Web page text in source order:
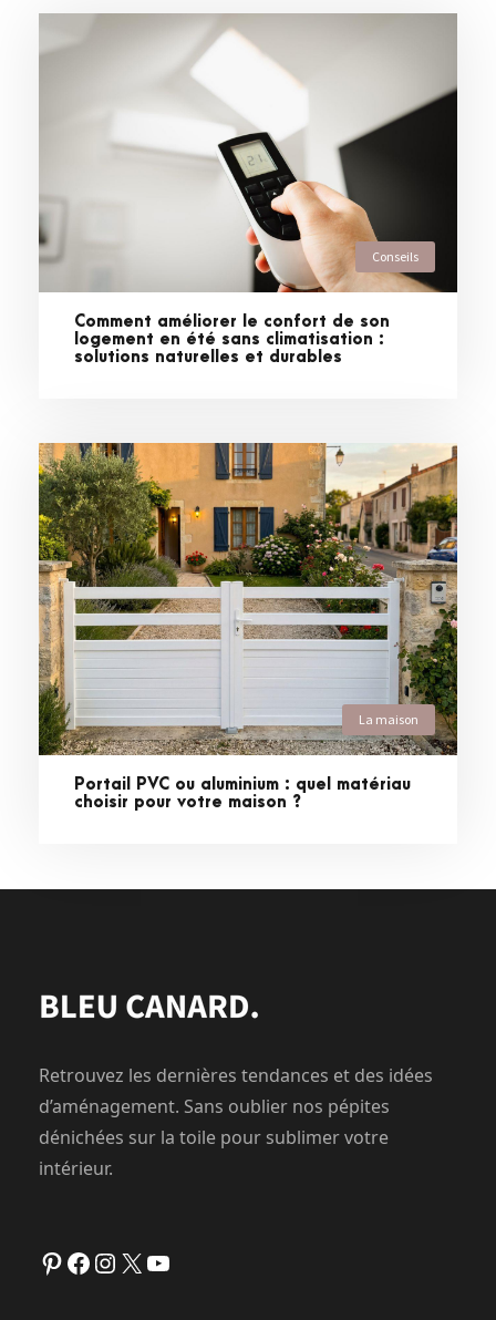
Conseils
Comment améliorer le confort de son
logement en été sans climatisation :
solutions naturelles et durables
La maison
Portail PVC ou aluminium : quel matériau
choisir pour votre maison ?
Retrouvez les dernières tendances et des idées
d’aménagement. Sans oublier nos pépites
dénichées sur la toile pour sublimer votre
intérieur.
Pinterest Facebook Instagram X YouTube